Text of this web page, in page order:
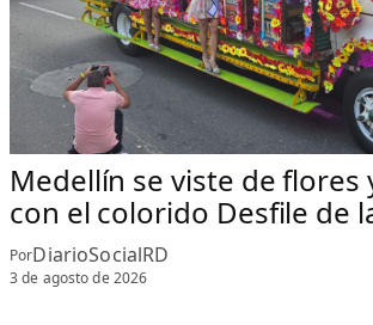
Medellín se viste de flores
con el colorido Desfile de
PorDiarioSocialRD
3 de agosto de 2026